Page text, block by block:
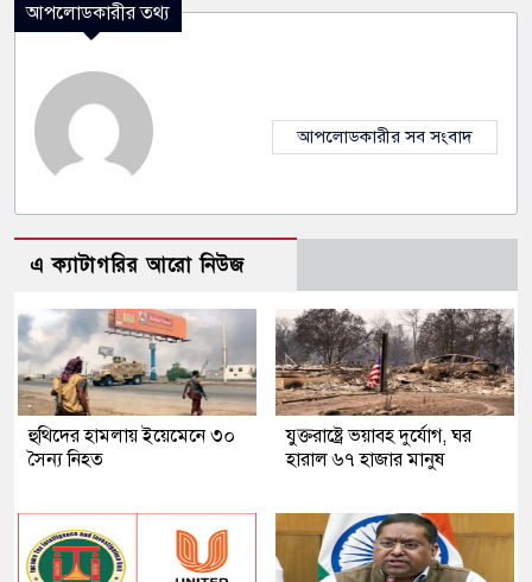
আপলোডকারীর তথ্য
আপলোডকারীর সব সংবাদ
এ ক্যাটাগরির আরো নিউজ
হুথিদের হামলায় ইয়েমেনে ৩০
সৈন্য নিহত
যুক্তরাষ্ট্রে ভয়াবহ দুর্যোগ, ঘর
হারাল ৬৭ হাজার মানুষ